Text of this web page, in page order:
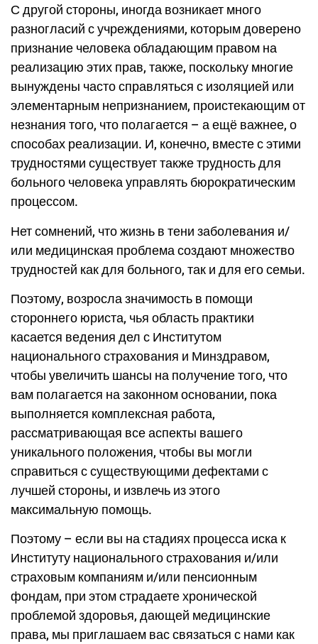
С другой стороны, иногда возникает много
разногласий с учреждениями, которым доверено
признание человека обладающим правом на
реализацию этих прав, также, поскольку многие
вынуждены часто справляться с изоляцией или
элементарным непризнанием, проистекающим от
незнания того, что полагается – а ещё важнее, о
способах реализации. И, конечно, вместе с этими
трудностями существует также трудность для
больного человека управлять бюрократическим
процессом.
Нет сомнений, что жизнь в тени заболевания и/
или медицинская проблема создают множество
трудностей как для больного, так и для его семьи.
Поэтому, возросла значимость в помощи
стороннего юриста, чья область практики
касается ведения дел с Институтом
национального страхования и Минздравом,
чтобы увеличить шансы на получение того, что
вам полагается на законном основании, пока
выполняется комплексная работа,
рассматривающая все аспекты вашего
уникального положения, чтобы вы могли
справиться с существующими дефектами с
лучшей стороны, и извлечь из этого
максимальную помощь.
Поэтому – если вы на стадиях процесса иска к
Институту национального страхования и/или
страховым компаниям и/или пенсионным
фондам, при этом страдаете хронической
проблемой здоровья, дающей медицинские
права, мы приглашаем вас связаться с нами как